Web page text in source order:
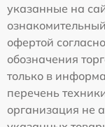
указанные на
офертой
обозначения
только в
перечень
организация не